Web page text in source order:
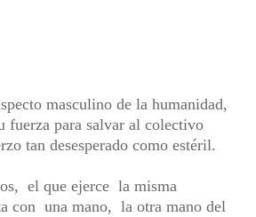
masculino de la humanidad,
fuerza para salvar al colectivo
tan desesperado como estéril.
el que ejerce la misma
con una mano, la otra mano del